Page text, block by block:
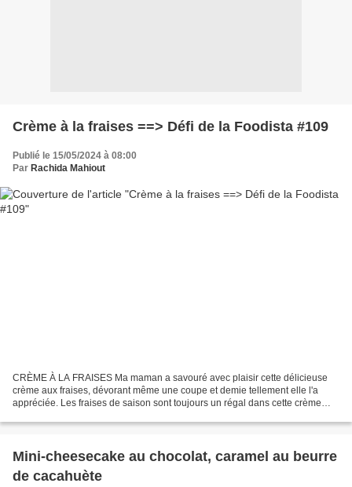
Crème à la fraises ==> Défi de la Foodista #109
Publié le 15/05/2024 à 08:00
Par Rachida Mahiout
CRÈME À LA FRAISES Ma maman a savouré avec plaisir cette délicieuse
crème aux fraises, dévorant même une coupe et demie tellement elle l'a
appréciée. Les fraises de saison sont toujours un régal dans cette crème
Mini-cheesecake au chocolat, caramel au beurre
de cacahuète